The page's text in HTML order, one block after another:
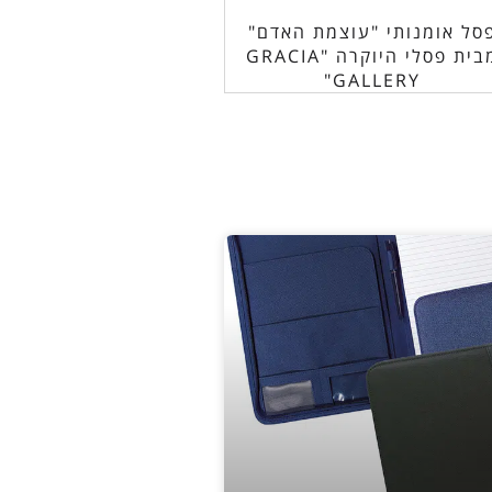
אומנותי "עוצמת האדם"
מבית פסלי היוקרה "GRACIA
GALLERY"